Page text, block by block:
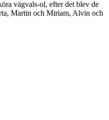
vägvals-ol, efter det blev de
Martin och Miriam, Alvin och